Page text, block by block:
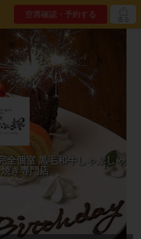
空席確認・予約する 送る
全個室 黒毛和牛しゃぶしゃ
き専門店